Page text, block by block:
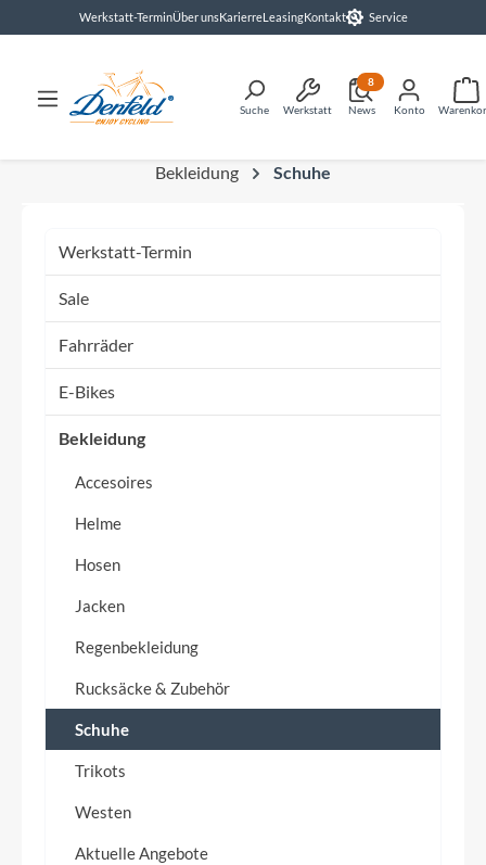
springenWerkstatt-TerminÜber unsKarierreLeasingKontakt Service
Suche Werkstatt News
8
Konto
Bekleidung Schuhe
Werkstatt-Termin
Sale
Fahrräder
E-Bikes
Bekleidung
Accesoires
Helme
Hosen
Jacken
Regenbekleidung
Rucksäcke & Zubehör
Schuhe
Trikots
Westen
Aktuelle Angebote